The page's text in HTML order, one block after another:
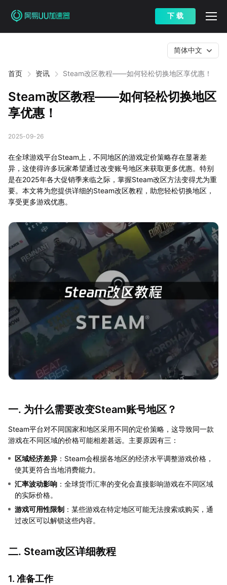
下 载
首页 资讯 Steam改区教程——如何轻松切换地区享优惠！
简体中文
Steam改区教程——如何轻松切换地区
享优惠！
2025-09-26
在全球游戏平台Steam上，不同地区的游戏定价策略存在显著差
异，这使得许多玩家希望通过改变账号地区来获取更多优惠。特别
是在2025年各大促销季来临之际，掌握Steam改区方法变得尤为重
要。本文将为您提供详细的Steam改区教程，助您轻松切换地区，
享受更多游戏优惠。
一. 为什么需要改变Steam账号地区？
Steam平台对不同国家和地区采用不同的定价策略，这导致同一款
游戏在不同区域的价格可能相差甚远。主要原因有三：
区域经济差异 ：Steam会根据各地区的经济水平调整游戏价格，
使其更符合当地消费能力。
汇率波动影响 ：全球货币汇率的变化会直接影响游戏在不同区域
的实际价格。
游戏可用性限制 ：某些游戏在特定地区可能无法搜索或购买，通
过改区可以解锁这些内容。
二. Steam改区详细教程
1. 准备工作